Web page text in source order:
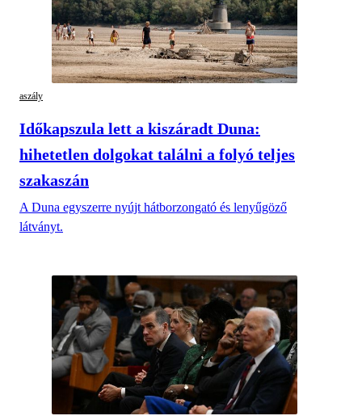
aszály
Időkapszula lett a kiszáradt Duna:
hihetetlen dolgokat találni a folyó teljes
szakaszán
A Duna egyszerre nyújt hátborzongató és lenyűgöző
látványt.